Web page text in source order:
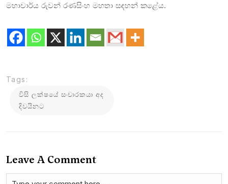
මහාචාර්ය රුවන් රණසිංහ මහතා සඳහන් කළේය.
Tags:
විසි ලක්ෂයේ සංචාරකයා අද
දිවයිනට
Leave A Comment